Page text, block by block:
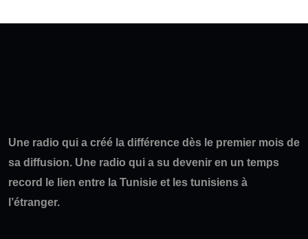
Une radio qui a créé la différence dès le premier mois de
sa diffusion. Une radio qui a su devenir en un temps
record le lien entre la Tunisie et les tunisiens à
l’étranger.